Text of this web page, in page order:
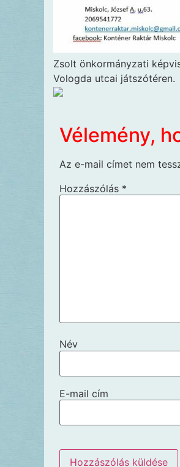
Zsolt önkormányzati
Vologda utcai játszótéren.
Vélemény,
Az e-mail címet nem
Hozzászólás *
Név
E-mail cím